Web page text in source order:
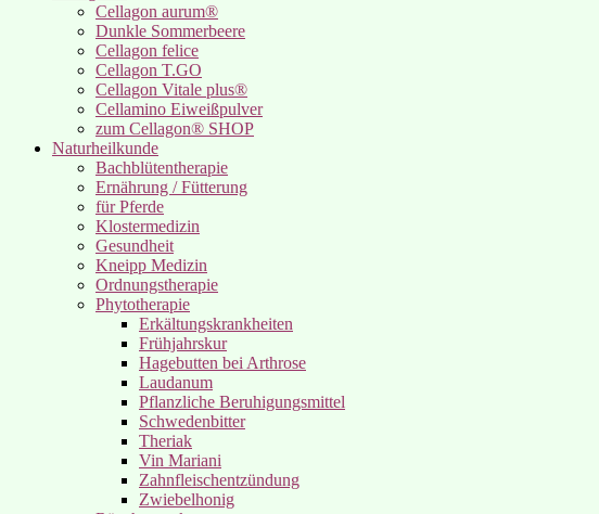
Cellagon aurum®
Dunkle Sommerbeere
Cellagon felice
Cellagon T.GO
Cellagon Vitale plus®
Cellamino Eiweißpulver
zum Cellagon® SHOP
Naturheilkunde
Bachblütentherapie
Ernährung / Fütterung
für Pferde
Klostermedizin
Gesundheit
Kneipp Medizin
Ordnungstherapie
Phytotherapie
Erkältungskrankheiten
Frühjahrskur
Hagebutten bei Arthrose
Laudanum
Pflanzliche Beruhigungsmittel
Schwedenbitter
Theriak
Vin Mariani
Zahnfleischentzündung
Zwiebelhonig